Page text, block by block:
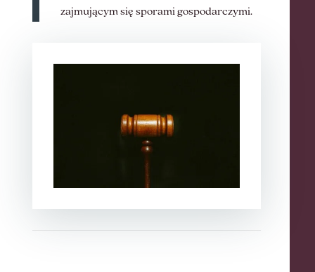
zajmującym się sporami gospodarczymi.